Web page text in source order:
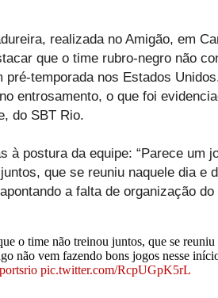
realizada no Amigão, em
que o time rubro-negro não
pré-temporada nos Estados
entrosamento, o que foi
do SBT Rio.
à postura da equipe: “Parece um
que se reuniu naquele dia e
a falta de organização
o time não treinou juntos, que se reuniu
não vem fazendo bons jogos nesse
pic.twitter.com/RcpUGpK5rL